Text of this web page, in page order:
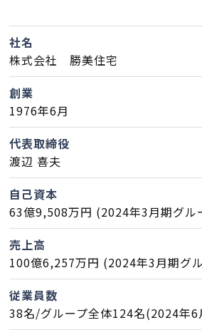
ラインナップ
施工実績
イベント・見学会
モデルハウス紹介
お客様の声
会社案内
経営理念・
会社案内
スタッ
社名
株式会社 勝美住宅
創業
1976年6月
代表取締役
渡辺 喜夫
自己資本
63億9,508万円 (2024年3月期グル
売上高
100億6,257万円 (2024年3月期グ
従業員数
38名/グループ全体124名(2024年6